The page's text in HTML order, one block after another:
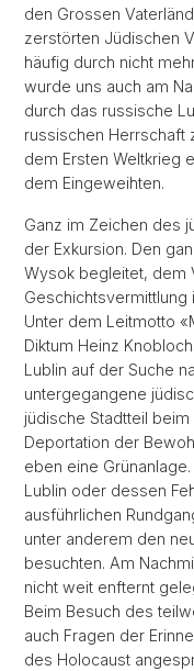
den Grossen
zerstörten Jüdischen
häufig durch nicht
wurde uns auch am
durch das russische
russischen Herrschaft
dem Ersten Weltkrieg
dem Eingeweihten.
Ganz im Zeichen des
der Exkursion. Den
Wysok begleitet, dem
Geschichtsvermittlung
Unter dem Leitmotto
Diktum Heinz
Lublin auf der Suche
untergegangene
jüdische Stadtteil
Deportation der
eben eine
Lublin oder dessen
ausführlichen
unter anderem den
besuchten. Am
nicht weit enfternt
Beim Besuch des
auch Fragen der
des Holocaust